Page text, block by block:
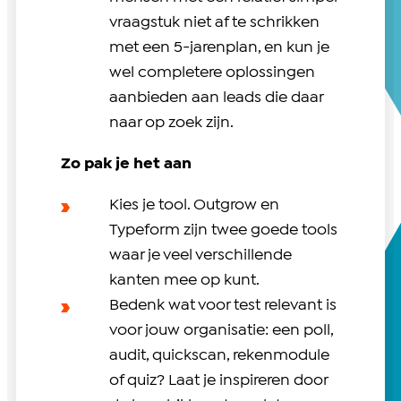
vraagstuk niet af te schrikken
met een 5-jarenplan, en kun je
wel completere oplossingen
aanbieden aan leads die daar
naar op zoek zijn.
Zo pak je het aan
Kies je tool. Outgrow en
Typeform zijn twee goede tools
waar je veel verschillende
kanten mee op kunt.
Bedenk wat voor test relevant is
voor jouw organisatie: een poll,
audit, quickscan, rekenmodule
of quiz? Laat je inspireren door